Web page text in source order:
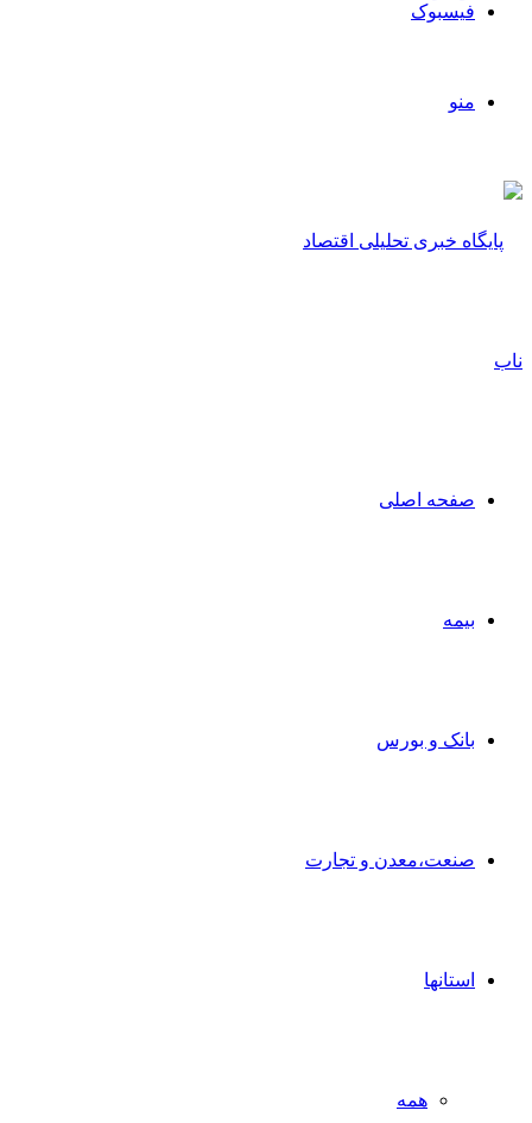
فیسبوک
منو
صفحه اصلی
بیمه
بانک و بورس
صنعت،معدن و تجارت
استانها
همه